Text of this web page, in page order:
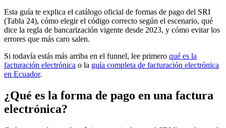
Esta guía te explica el catálogo oficial de formas de pago del SRI
(Tabla 24), cómo elegir el código correcto según el escenario, qué
dice la regla de bancarización vigente desde 2023, y cómo evitar los
errores que más caro salen.
Si todavía estás más arriba en el funnel, lee primero qué es la
facturación electrónica o la guía completa de facturación electrónica
en Ecuador.
¿Qué es la forma de pago en una factura
electrónica?